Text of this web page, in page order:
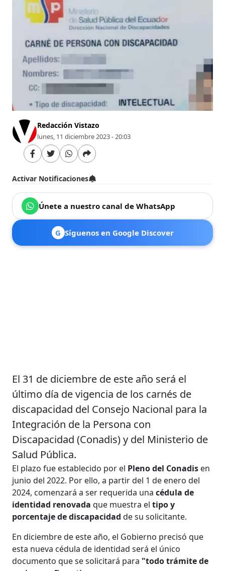
Redacción Vistazo
lunes, 11 diciembre 2023 - 20:03
Activar Notificaciones
Únete a nuestro canal de WhatsApp
G Síguenos en Google Discover
El 31 de diciembre de este año será el
último día de vigencia de los carnés de
discapacidad del Consejo Nacional para la
Integración de la Persona con
Discapacidad (Conadis) y del Ministerio de
Salud Pública.
El plazo fue establecido por el Pleno del Conadis en
junio del 2022. Por ello, a partir del 1 de enero del
2024, comenzará a ser requerida unacédula de
identidad renovada que muestra el tipo y
porcentaje de discapacidadde su solicitante.
En diciembre de este año, el Gobierno precisó que
esta nueva cédula de identidad será el único
documento que se solicitará para "todo trámite de